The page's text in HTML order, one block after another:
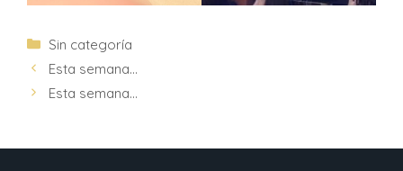
Sin categoría
Esta semana…
Esta semana…